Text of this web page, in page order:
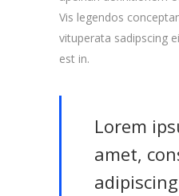
Vis legendos
vituperata sadipscing
est in.
Lorem
amet,